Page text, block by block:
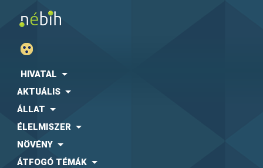
HIVATAL
AKTUÁLIS
ÁLLAT
ÉLELMISZER
NÖVÉNY
ÁTFOGÓ TÉMÁK